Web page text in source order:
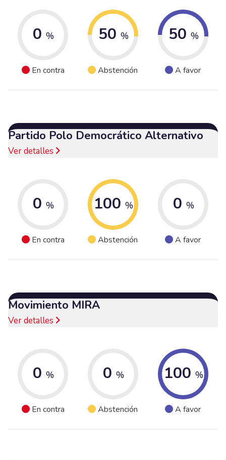
0 %
En contra
50 %
Abstención
50 %
A favor
Partido Polo Democrático Alternativo
Ver detalles
0 %
En contra
100 %
Abstención
0 %
A favor
Movimiento MIRA
Ver detalles
0 %
En contra
0 %
Abstención
100 %
A favor